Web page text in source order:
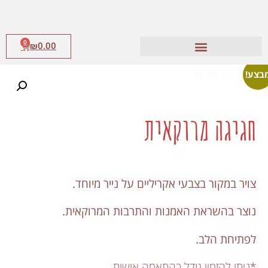
₪0.00
0
חגיגה מרוקאית
צויר במקור בצבעי אקריליים על נייר מיוחד.
נוצר בהשראת האמנות והתרבות המרוקאית.
לפתיחת הלב.